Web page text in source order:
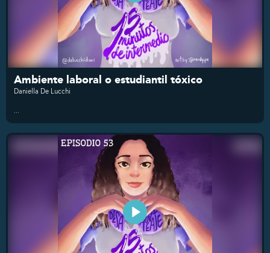
Ambiente laboral o estudiantil tóxico
Daniella De Lucchi
...